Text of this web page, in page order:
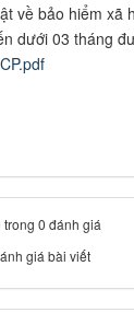
về bảo hiểm xã
dưới 03 tháng
0 đánh giá
giá bài viết